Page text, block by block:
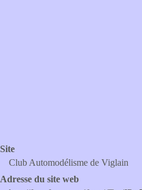
Site
Club Automodélisme de Viglain
Adresse du site web